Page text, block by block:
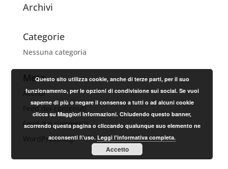
Archivi
Categorie
Nessuna categoria
Meta
Accedi
Feed dei contenuti
Feed dei commenti
WordPress.org
Questo sito utilizza cookie, anche di terze parti, per il suo
funzionamento, per le opzioni di condivisione sui social. Se vuoi
saperne di più o negare il consenso a tutti o ad alcuni cookie
clicca su Maggiori Informazioni. Chiudendo questo banner,
scorrendo questa pagina o cliccando qualunque suo elemento ne
acconsenti l\'uso.Leggi l'informativa completa.
Accetto